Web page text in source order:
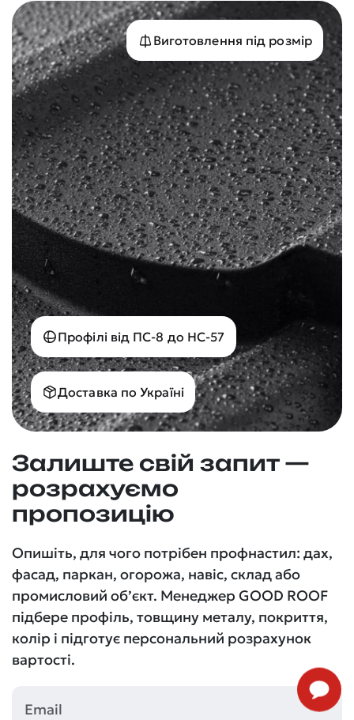
Виготовлення під розмір
Профілі від ПС-8 до НС-57
Доставка по Україні
Залиште свій запит —
розрахуємо
пропозицію
Опишіть, для чого потрібен профнастил: дах,
фасад, паркан, огорожа, навіс, склад або
промисловий об’єкт. Менеджер GOOD ROOF
підбере профіль, товщину металу, покриття,
колір і підготує персональний розрахунок
вартості.